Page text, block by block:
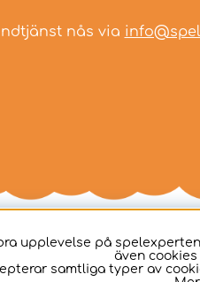
nås via
upplevelse på
även
samtliga typer av